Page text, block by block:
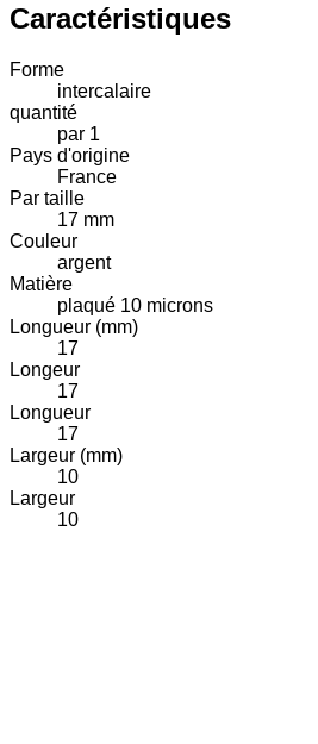
Caractéristiques
Forme
intercalaire
quantité
par 1
Pays d'origine
France
Par taille
17 mm
Couleur
argent
Matière
plaqué 10 microns
Longueur (mm)
17
Longeur
17
Longueur
17
Largeur (mm)
10
Largeur
10